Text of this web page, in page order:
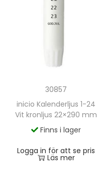
30857
inicio Kalenderljus 1-24
Vit kronljus 22×290 mm
Finns i lager
Logga in för att se pris
Läs mer